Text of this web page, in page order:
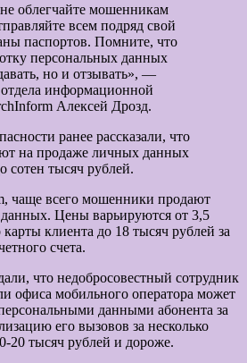
облегчайте мошенникам
всем подряд свой
паспортов. Помните, что
персональных данных
но и отзывать», —
отдела информационной
Алексей Дрозд.
ранее рассказали, что
на продаже личных данных
сотен тысяч рублей.
чаще всего мошенники продают
Цены варьируются от 3,5
клиента до 18 тысяч рублей за
счета.
что недобросовестный сотрудник
офиса мобильного оператора может
данными абонента за
его вызовов за несколько
20 тысяч рублей и дороже.